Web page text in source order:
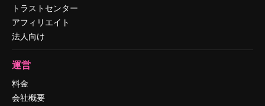
トラストセンター
アフィリエイト
法人向け
運営
料金
会社概要